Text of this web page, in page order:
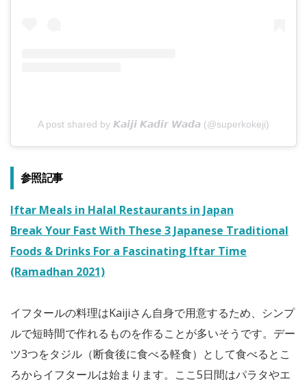
A post shared by 𝙆𝙖𝙞𝙟𝙞 𝙆𝙖𝙙𝙞𝙧 𝙒𝙖𝙙𝙖 (@superkokeji)
参照記事
Iftar Meals in Halal Restaurants in Japan
Break Your Fast With These 3 Japanese Traditional
Foods & Drinks For a Fascinating Iftar Time
(Ramadhan 2021)
イフタールの料理はKaijiさん自身で用意するため、シンプ
ルで短時間で作れるものを作ることが多いそうです。デー
ツ3つをタジル（断食後に食べる軽食）として食べるとこ
ろからイフタールは始まります。ここ5日間はパラタやエ